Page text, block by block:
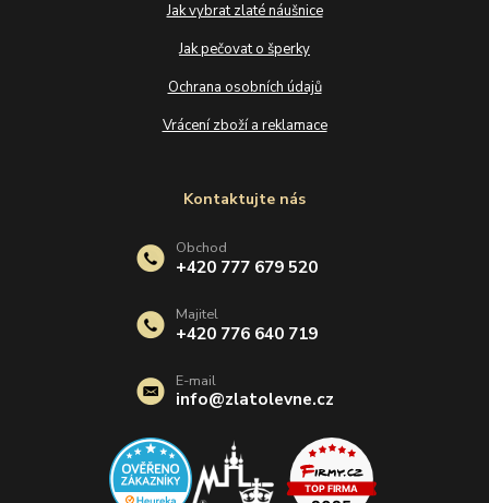
Jak vybrat zlaté náušnice
Jak pečovat o šperky
Ochrana osobních údajů
Vrácení zboží a reklamace
Kontaktujte nás
Obchod
+420 777 679 520
Majitel
+420 776 640 719
E-mail
info@zlatolevne.cz